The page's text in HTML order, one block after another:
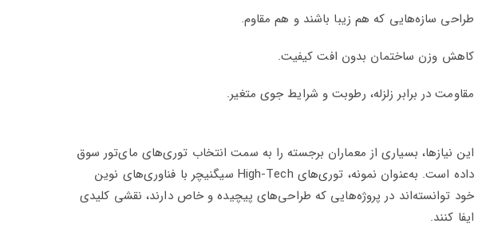
طراحی سازه‌هایی که هم زیبا باشند و هم مقاوم.
کاهش وزن ساختمان بدون افت کیفیت.
مقاومت در برابر زلزله، رطوبت و شرایط جوی متغیر.
این نیازها، بسیاری از معماران برجسته را به سمت انتخاب توری‌های مای‌تور سوق
داده است. به‌عنوان نمونه، توری‌های High-Tech سیگنیچر با فناوری‌های نوین
خود توانسته‌اند در پروژه‌هایی که طراحی‌های پیچیده و خاص دارند، نقشی کلیدی
ایفا کنند.